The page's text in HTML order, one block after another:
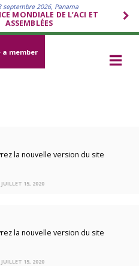
septembre 2026, Panama
MONDIALE DE L’ACI ET
ASSEMBLÉES
a member
la nouvelle version du site
JUILLET 15, 2020
la nouvelle version du site
JUILLET 15, 2020